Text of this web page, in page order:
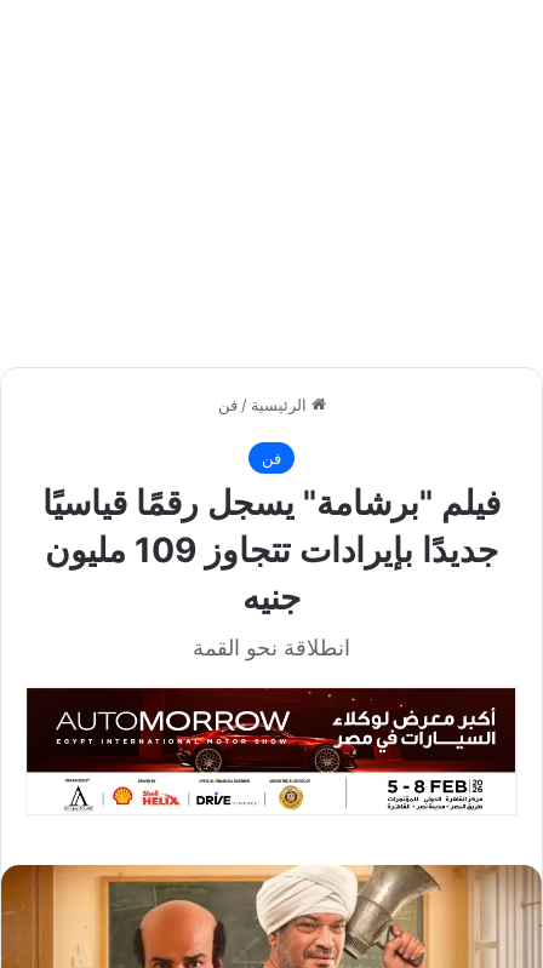
الرئيسية / فن
فن
فيلم "برشامة" يسجل رقمًا قياسيًا
جديدًا بإيرادات تتجاوز 109 مليون
جنيه
انطلاقة نحو القمة